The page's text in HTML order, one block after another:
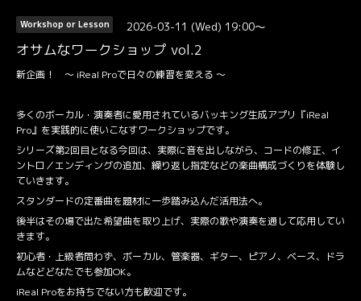
Workshop or Lesson 2026-03-11 (Wed) 19:00～
オサムなワークショップ vol.2
新企画！ 〜 iReal Proで日々の練習を変える 〜
多くのボーカル・演奏者に愛用されているバッキング生成アプリ『iReal
Pro』を実践的に使いこなすワークショップです。
シリーズ第2回目となる今回は、実際に音を出しながら、コードの修正、イ
ントロ／エンディングの追加、繰り返し指定などの楽曲構成づくりを体験し
ていきます。
スタンダードの定番曲を題材に一歩踏み込んだ活用法へ。
後半はその場で出た希望曲を取り上げ、実際の歌や演奏を通して応用してい
きます。
初心者・上級者問わず、ボーカル、管楽器、ギター、ピアノ、ベース、ドラ
ムなどどなたでも参加OK。
iReal Proをお持ちでない方も歓迎です。